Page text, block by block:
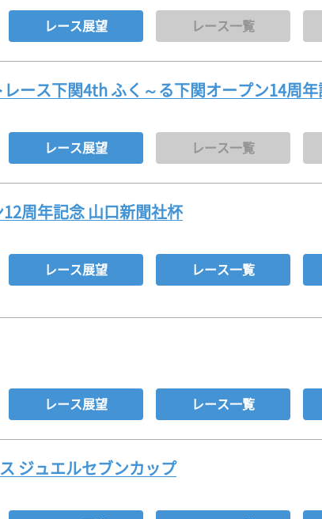
レース展望 レース一覧
ース下関4th ふく～る下関オープン14周
レース展望 レース一覧
周年記念 山口新聞社杯
レース展望 レース一覧
レース展望 レース一覧
ジュエルセブンカップ